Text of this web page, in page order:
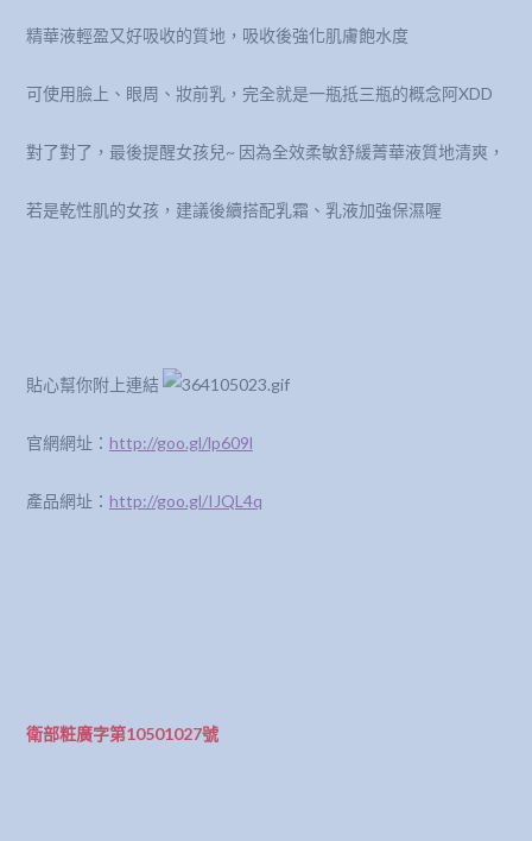
精華液輕盈又好吸收的質地，吸收後強化肌膚飽水度
可使用臉上、眼周、妝前乳，完全就是一瓶抵三瓶的概念阿XDD
對了對了，最後提醒女孩兒~ 因為全效柔敏舒緩菁華液質地清爽，
若是乾性肌的女孩，建議後續搭配乳霜、乳液加強保濕喔
貼心幫你附上連結
官網網址： http://goo.gl/lp609l
產品網址： http://goo.gl/IJQL4q
衛部粧廣字第10501027號